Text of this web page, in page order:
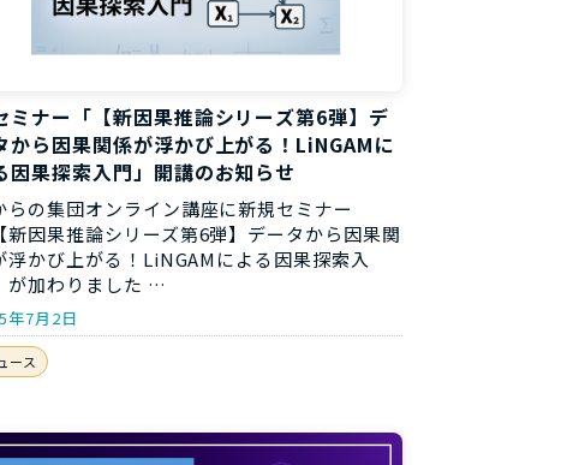
ミナー「【新因果推論シリーズ第6弾】デ
から因果関係が浮かび上がる！LiNGAMに
因果探索入門」開講のお知らせ
らの集団オンライン講座に新規セミナー
新因果推論シリーズ第6弾】データから因果関
浮かび上がる！LiNGAMによる因果探索入
が加わりました …
年7月2日
ース